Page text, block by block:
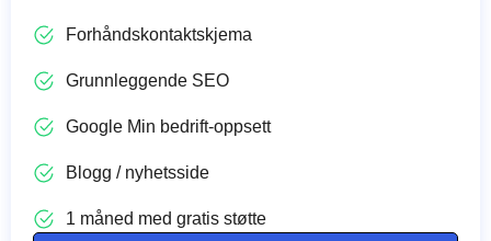
Forhåndskontaktskjema
Grunnleggende SEO
Google Min bedrift-oppsett
Blogg / nyhetsside
1 måned med gratis støtte